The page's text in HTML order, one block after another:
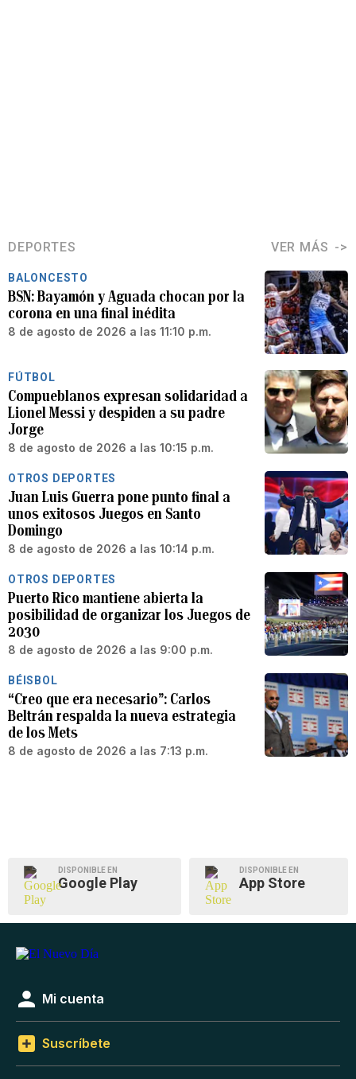
DEPORTES VER MÁS
BALONCESTO
BSN: Bayamón y Aguada chocan por la
corona en una final inédita
8 de agosto de 2026 a las 11:10 p.m.
FÚTBOL
Compueblanos expresan solidaridad a
Lionel Messi y despiden a su padre
Jorge
8 de agosto de 2026 a las 10:15 p.m.
OTROS DEPORTES
Juan Luis Guerra pone punto final a
unos exitosos Juegos en Santo
Domingo
8 de agosto de 2026 a las 10:14 p.m.
OTROS DEPORTES
Puerto Rico mantiene abierta la
posibilidad de organizar los Juegos de
2030
8 de agosto de 2026 a las 9:00 p.m.
BÉISBOL
“Creo que era necesario”: Carlos
Beltrán respalda la nueva estrategia
de los Mets
8 de agosto de 2026 a las 7:13 p.m.
DISPONIBLE EN
Google Play
DISPONIBLE EN
App Store
Mi cuenta
Suscríbete